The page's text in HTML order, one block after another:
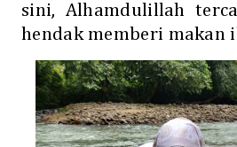
sini, Alhamdulillah
hendak memberi makan